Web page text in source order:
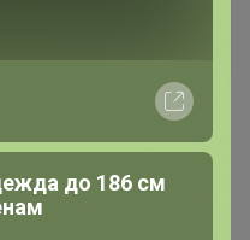
до 186 см